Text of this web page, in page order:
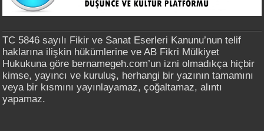
TC 5846 sayılı Fikir ve Sanat Eserleri Kanunu’nun telif
haklarına ilişkin hükümlerine ve AB Fikri Mülkiyet
Hukukuna göre bernamegeh.com’un izni olmadıkça hiçbir
kimse, yayıncı ve kuruluş, herhangi bir yazının tamamını
veya bir kısmını yayınlayamaz, çoğaltamaz, alıntı
yapamaz.